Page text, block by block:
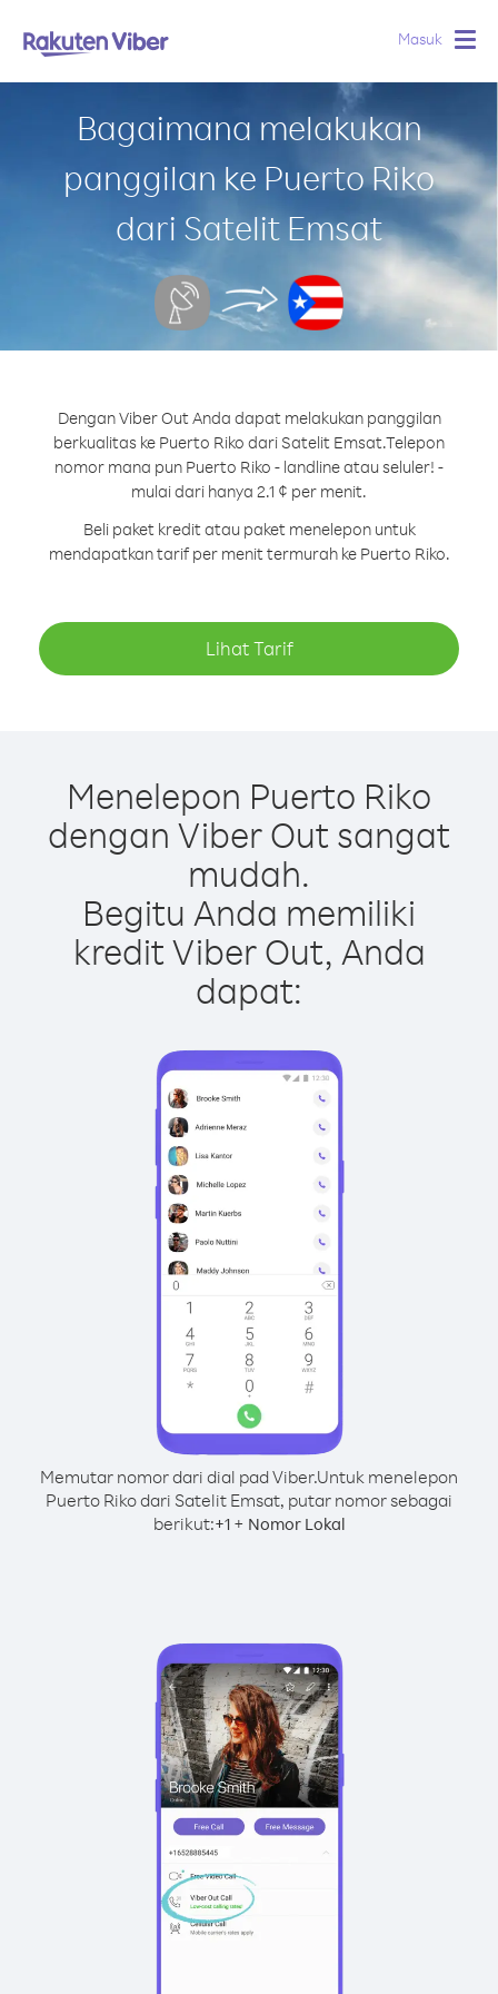
Masuk
Bagaimana melakukan
panggilan ke Puerto Riko
dari Satelit Emsat
Dengan Viber Out Anda dapat melakukan panggilan
berkualitas ke Puerto Riko dari Satelit Emsat.Telepon
nomor mana pun Puerto Riko - landline atau seluler! -
mulai dari hanya 2.1 ¢ per menit.
Beli paket kredit atau paket menelepon untuk
mendapatkan tarif per menit termurah ke Puerto Riko.
Lihat Tarif
Menelepon Puerto Riko
dengan Viber Out sangat
mudah.
Begitu Anda memiliki
kredit Viber Out, Anda
dapat:
Memutar nomor dari dial pad Viber.Untuk menelepon
Puerto Riko dari Satelit Emsat, putar nomor sebagai
berikut:+1+ Nomor Lokal